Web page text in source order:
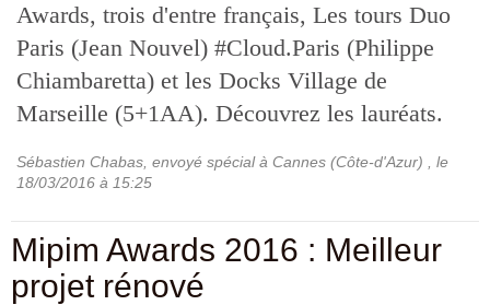
Awards, trois d'entre français, Les tours Duo
Paris (Jean Nouvel) #Cloud.Paris (Philippe
Chiambaretta) et les Docks Village de
Marseille (5+1AA). Découvrez les lauréats.
Sébastien Chabas, envoyé spécial à Cannes (Côte-d'Azur)
, le
18/03/2016 à 15:25
Mipim Awards 2016 : Meilleur
projet rénové